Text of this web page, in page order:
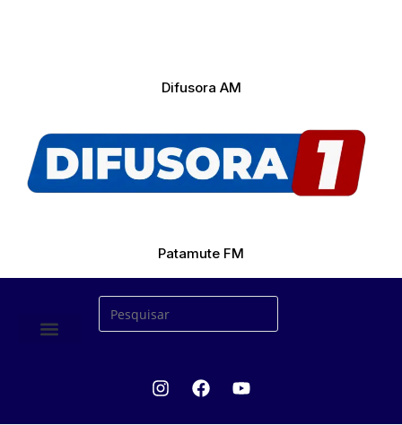
Difusora AM
Patamute FM